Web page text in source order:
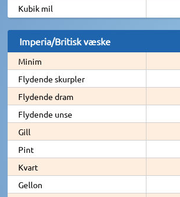
Kubik mil
Imperia/Britisk væske
Minim
Flydende skurpler
Flydende dram
Flydende unse
Gill
Pint
Kvart
Gellon